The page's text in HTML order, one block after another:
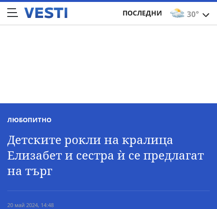
30°
ПОСЛЕДНИ
ЛЮБОПИТНО
Детските рокли на кралица
Елизабет и сестра ѝ се предлагат
на търг
20 май 2024, 14:48